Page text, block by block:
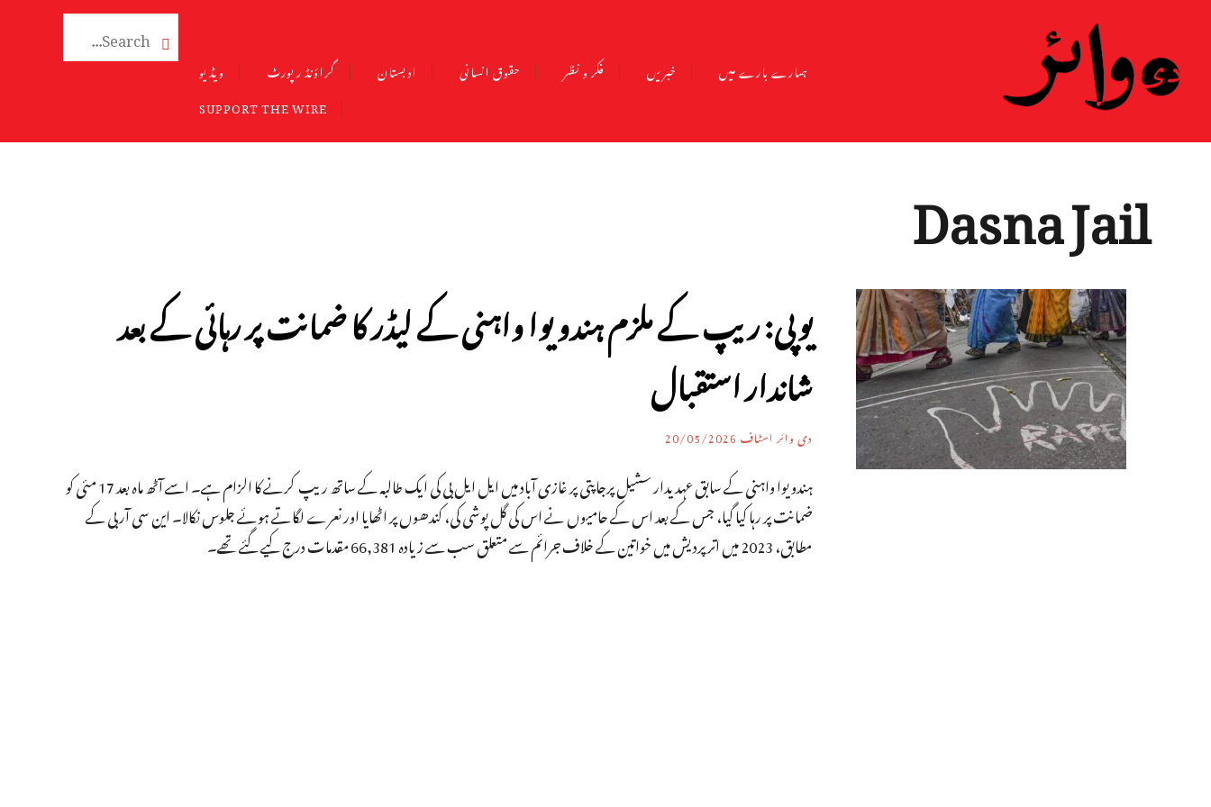
ہمارے بارے میں خبریں فکر و نظر حقوق انسانی ادبستان گراؤنڈ رپورٹ
ویڈیو
SUPPORT THE WIRE

Dasna Jail
یوپی: ریپ کے ملزم ہندو یوا واہنی کے لیڈر کا ضمانت پر رہائی کے بعد
شاندار استقبال
دی وائر اسٹاف20/05/2026
ہندو یوا واہنی کے سابق عہدیدار سشیل پرجاپتی پر غازی آباد میں ایل ایل بی کی ایک طالبہ کے ساتھ ریپ کرنے کا الزام ہے۔ اسے آٹھ ماہ بعد 17 مئی کو
ضمانت پر رہا کیا گیا، جس کے بعد اس کے حامیوں نے اس کی گل پوشی کی، کندھوں پر اٹھایا اور نعرے لگاتے ہوئے جلوس نکالا۔ این سی آر بی کے
مطابق، 2023 میں اتر پردیش میں خواتین کے خلاف جرائم سے متعلق سب سے زیادہ 66,381 مقدمات درج کیے گئے تھے۔